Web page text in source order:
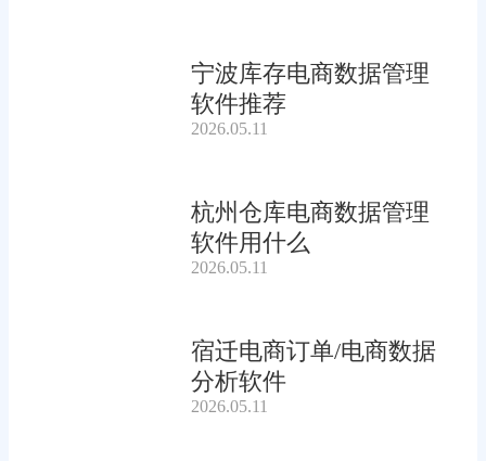
宁波库存电商数据管理
软件推荐
2026.05.11
杭州仓库电商数据管理
软件用什么
2026.05.11
宿迁电商订单/电商数据
分析软件
2026.05.11